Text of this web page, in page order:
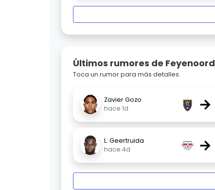
Últimos rumores de Feyenoord
Toca un rumor para más detalles.
Zavier Gozo
hace 1d
→
L. Geertruida
hace 4d
→